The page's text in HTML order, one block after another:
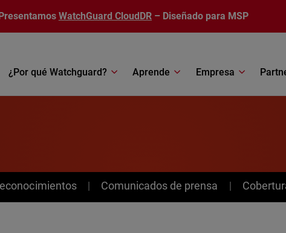
WatchGuard CloudDR – Diseñado para MSP
¿Por qué Watchguard? Aprende Empresa
Comunicados de prensa